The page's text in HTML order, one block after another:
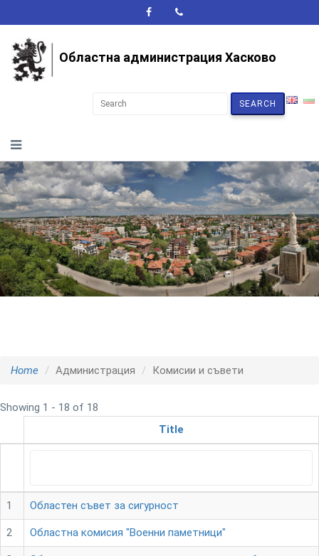
Областна администрация Хасково
SEARCH
Home Администрация Комисии и съвети
Showing 1 - 18 of 18
Title
1 Областен съвет за сигурност
2 Областна комисия "Военни паметници"